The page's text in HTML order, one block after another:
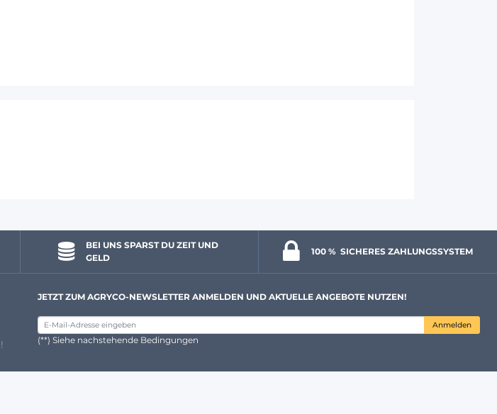
BEI UNS SPARST DU ZEIT UND
GELD
100 % SICHERES ZAHLUNGSSYSTEM
JETZT ZUM AGRYCO-NEWSLETTER ANMELDEN UND AKTUELLE ANGEBOTE NUTZEN!
Anmelden
(**) Siehe nachstehende Bedingungen